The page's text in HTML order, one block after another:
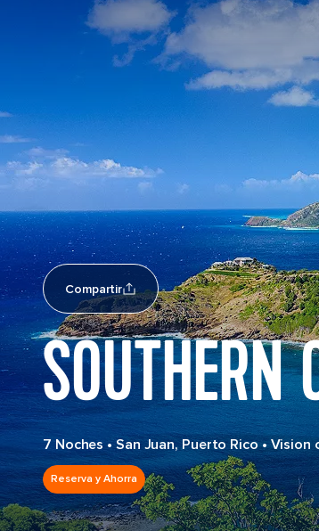
Compartir
SOUTHERN
7 Noches•San Juan, Puerto Rico•Vision
Reserva y Ahorra